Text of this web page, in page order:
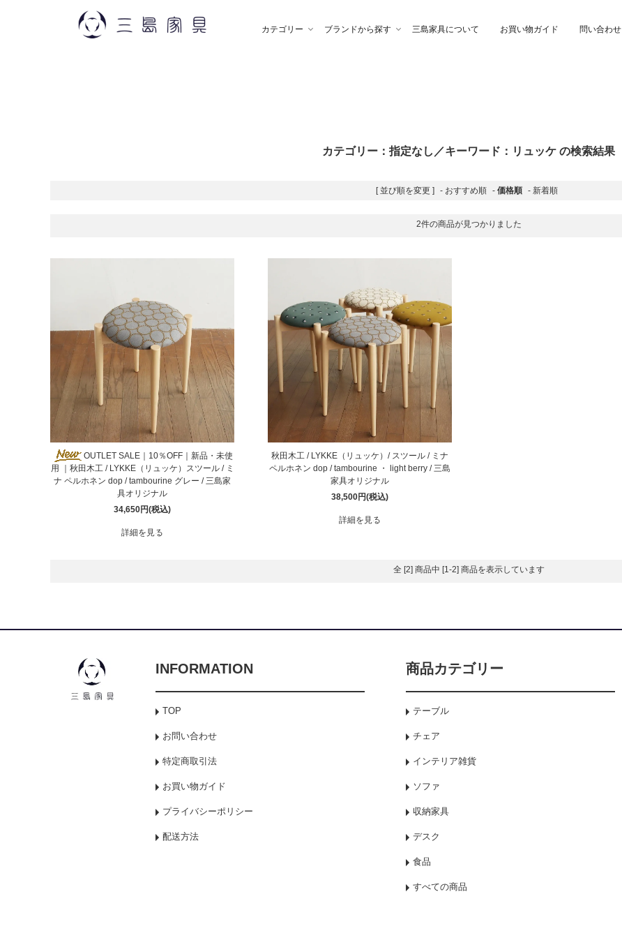
カテゴリー
収納家具 ベッド
贈りもの アウトレット
ブランドから探す
小石製作所 サイトーウッド
トモタケ ナガノインテリア
BIRDS'WORDS 飛騨産業
フランジパニラタン ぽれぽれ
mina perhonen ヤマチク
三島家具について お買い物ガイド 問い合わせ
カテゴリー：指定なし／キーワード：リュッケ の検索結果
[ 並び順を変更 ] - おすすめ順 - 価格順 - 新着順
2件の商品が見つかりました
OUTLET SALE｜10％OFF｜新品・未使
用 ｜秋田木工 / LYKKE（リュッケ）スツール / ミ
ナ ペルホネン dop / tambourine グレー / 三島家
具オリジナル
34,650円(税込)
詳細を見る
秋田木工 / LYKKE（リュッケ）/ スツール / ミナ
ペルホネン dop / tambourine ・ light berry / 三島
家具オリジナル
38,500円(税込)
詳細を見る
全 [2] 商品中 [1-2] 商品を表示しています
INFORMATION
TOP
お問い合わせ
特定商取引法
お買い物ガイド
プライバシーポリシー
配送方法
商品カテゴリー
テーブル
チェア
インテリア雑貨
ソファ
収納家具
デスク
食品
すべての商品